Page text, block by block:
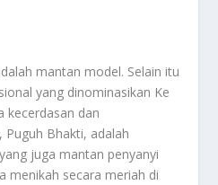
mantan model. Selain itu
yang dinominasikan Ke
kecerdasan dan
Puguh Bhakti, adalah
juga mantan penyanyi
menikah secara meriah di